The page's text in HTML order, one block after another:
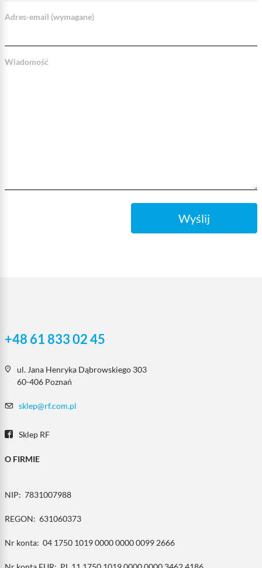
Adres-email (wymagane)
Wiadomość
Wyślij
+48 61 833 02 45
ul. Jana Henryka Dąbrowskiego 303
60-406 Poznań
sklep@rf.com.pl
Sklep RF
O FIRMIE
NIP: 7831007988
REGON: 631060373
Nr konta: 04 1750 1019 0000 0000 0099 2666